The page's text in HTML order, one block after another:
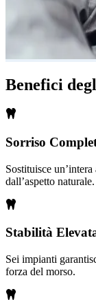
Benefici
Sorriso
Sostituisce
dall’aspetto naturale.
Stabilità
Sei impianti
forza del morso.